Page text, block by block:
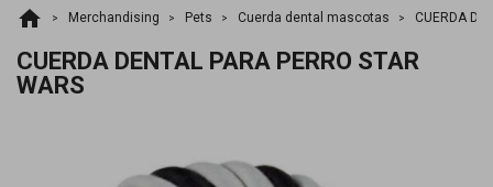
home Merchandising Pets Cuerda dental mascotas CUERDA
CUERDA DENTAL PARA PERRO STAR
WARS